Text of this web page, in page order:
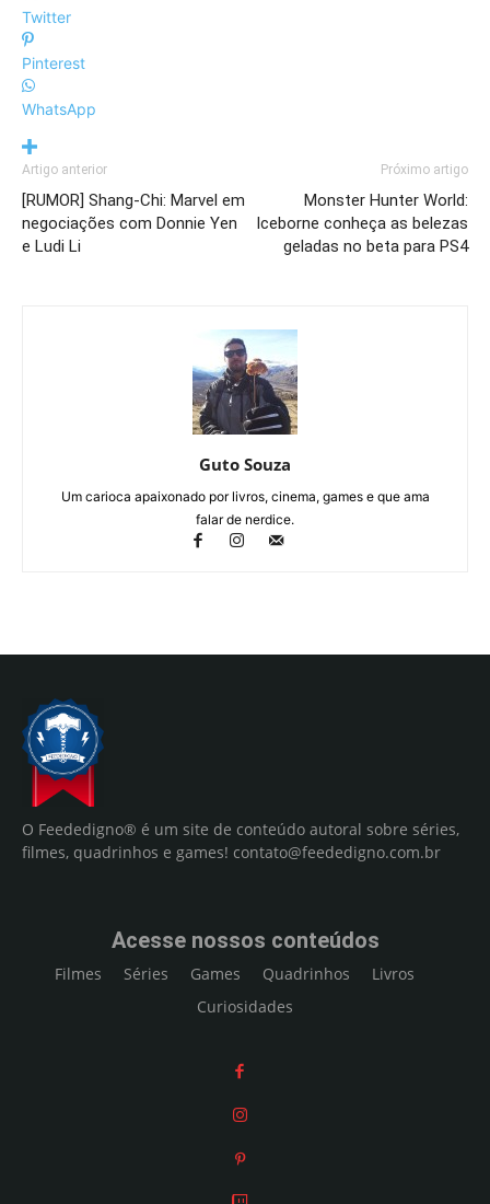
Twitter
Pinterest
WhatsApp
Artigo anterior
[RUMOR] Shang-Chi: Marvel em
negociações com Donnie Yen
e Ludi Li
Próximo artigo
Monster Hunter World:
Iceborne conheça as belezas
geladas no beta para PS4
Guto Souza
Um carioca apaixonado por livros, cinema, games e que ama
falar de nerdice.
O Feededigno® é um site de conteúdo autoral sobre séries,
filmes, quadrinhos e games! contato@feededigno.com.br
Acesse nossos conteúdos
Filmes Séries Games Quadrinhos
Livros
Curiosidades